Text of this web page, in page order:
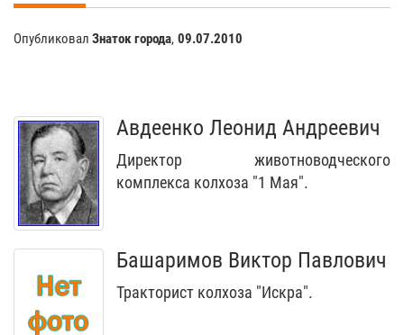
Опубликовал Знаток города, 09.07.2010
Авдеенко Леонид Андреевич
Директор животноводческого
комплекса колхоза "1 Мая".
Башаримов Виктор Павлович
Тракторист колхоза "Искра".